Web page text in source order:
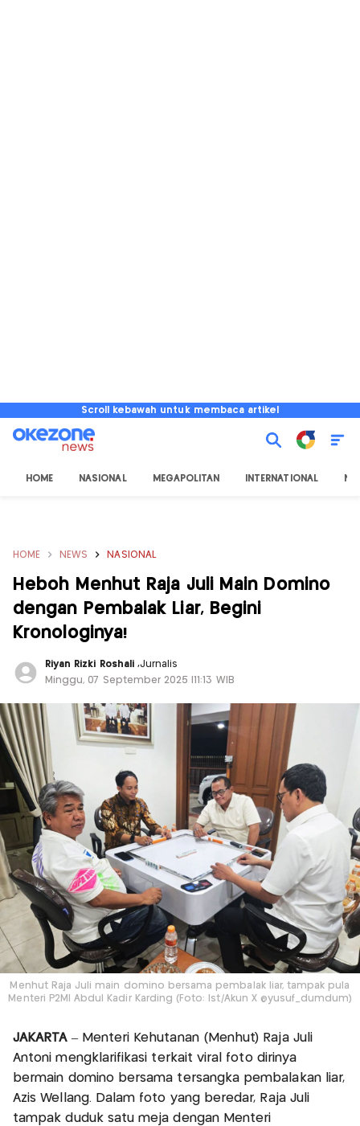
Scroll kebawah untuk membaca artikel
HOME NASIONAL MEGAPOLITAN INTERNATIONAL
HOME NEWS NASIONAL
Heboh Menhut Raja Juli Main Domino
dengan Pembalak Liar, Begini
Kronologinya!
Riyan Rizki Roshali ,Jurnalis
Minggu, 07 September 2025 |11:13 WIB
Menhut Raja Juli main domino bersama pembalak liar, tampak pula
Menteri P2MI Abdul Kadir Karding (Foto: Ist/Akun X @yusuf_dumdum)
JAKARTA– Menteri Kehutanan (Menhut) Raja Juli
Antoni mengklarifikasi terkait viral foto dirinya
bermain domino bersama tersangka pembalakan liar,
Azis Wellang. Dalam foto yang beredar, Raja Juli
tampak duduk satu meja dengan Menteri